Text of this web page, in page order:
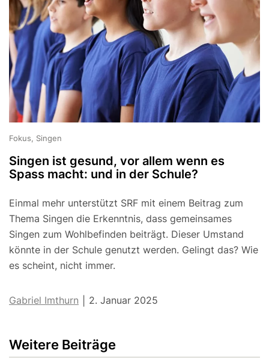
Fokus, Singen
Singen ist gesund, vor allem wenn es
Spass macht: und in der Schule?
Einmal mehr unterstützt SRF mit einem Beitrag zum
Thema Singen die Erkenntnis, dass gemeinsames
Singen zum Wohlbefinden beiträgt. Dieser Umstand
könnte in der Schule genutzt werden. Gelingt das? Wie
es scheint, nicht immer.
Gabriel Imthurn 2. Januar 2025
Weitere Beiträge